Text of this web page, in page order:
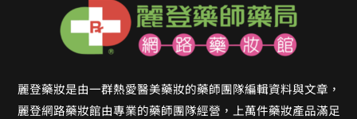
麗登藥妝是由一群熱愛醫美藥妝的藥師團隊編輯資料與文章，
麗登網路藥妝館由專業的藥師團隊經營，上萬件藥妝產品滿足